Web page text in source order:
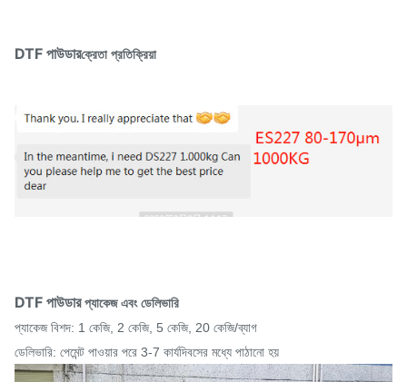
DTF পাউডারক্রেতা প্রতিক্রিয়া
DTF পাউডার প্যাকেজ এবং ডেলিভারি
প্যাকেজ বিশদ: 1 কেজি, 2 কেজি, 5 কেজি, 20 কেজি/ব্যাগ
ডেলিভারি: পেমেন্ট পাওয়ার পরে 3-7 কার্যদিবসের মধ্যে পাঠানো হয়